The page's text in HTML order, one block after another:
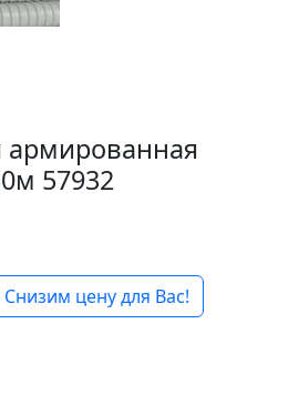
армированная
57932
цену для Вас!